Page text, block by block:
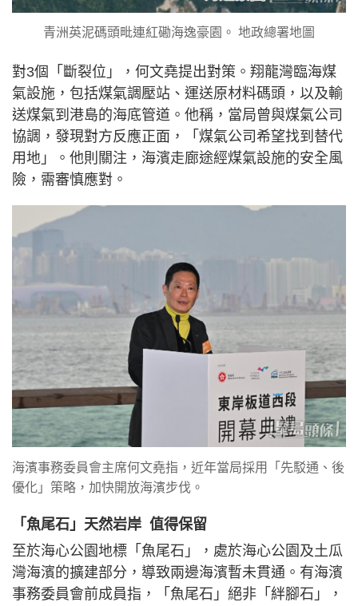
青洲英泥碼頭毗連紅磡海逸豪園。 地政總署地圖
對3個「斷裂位」，何文堯提出對策。翔龍灣臨海煤
氣設施，包括煤氣調壓站、運送原材料碼頭，以及輸
送煤氣到港島的海底管道。他稱，當局曾與煤氣公司
協調，發現對方反應正面，「煤氣公司希望找到替代
用地」。他則關注，海濱走廊途經煤氣設施的安全風
險，需審慎應對。
海濱事務委員會主席何文堯指，近年當局採用「先駁通、後
優化」策略，加快開放海濱步伐。
「魚尾石」天然岩岸 值得保留
至於海心公園地標「魚尾石」，處於海心公園及土瓜
灣海濱的擴建部分，導致兩邊海濱暫未貫通。有海濱
事務委員會前成員指，「魚尾石」絕非「絆腳石」，